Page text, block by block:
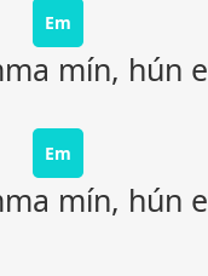
Em
mín, hún
Em
mín, hún